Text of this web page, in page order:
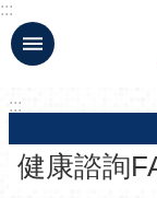
跳到主要內容區塊
:::
:::
健康諮詢